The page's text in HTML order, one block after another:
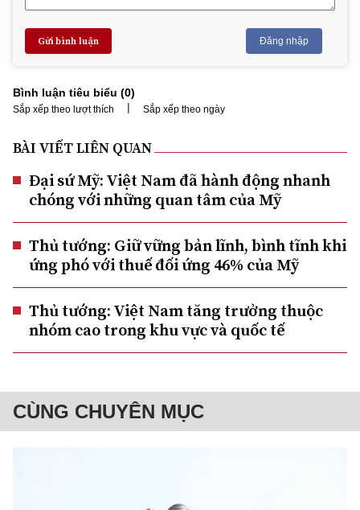
Gửi bình luận Đăng nhập
Bình luận tiêu biểu (0)
Sắp xếp theo lượt thích | Sắp xếp theo ngày
BÀI VIẾT LIÊN QUAN
Đại sứ Mỹ: Việt Nam đã hành động nhanh
chóng với những quan tâm của Mỹ
Thủ tướng: Giữ vững bản lĩnh, bình tĩnh khi
ứng phó với thuế đối ứng 46% của Mỹ
Thủ tướng: Việt Nam tăng trưởng thuộc
nhóm cao trong khu vực và quốc tế
CÙNG CHUYÊN MỤC